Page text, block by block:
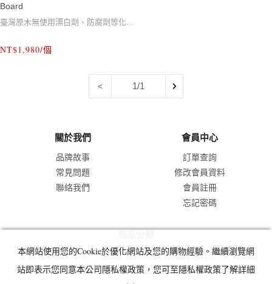
Board
臺灣原木無使用漂白劑、防腐劑等化學
的，瑕疵便是自然無添加的證明。也會
需要花費時間保養和愛護哦！若習慣塑
膠砧板的朋友建議三思後再購買。
NT$1,980/個
< 1/1
關於我們
品牌故事
常見問題
聯絡我們
會員中心
訂單查詢
修改會員資料
會員註冊
忘記密碼
米食製品
品牌週邊
料理器具
料理食材
本網站使用您的Cookie於優化網站及您的購物經驗。繼續瀏覽網
站即表示您同意本公司隱私權政策，您可至隱私權政策了解詳細